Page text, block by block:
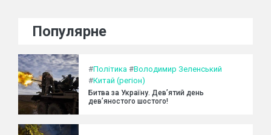
Популярне
#Політика #Володимир Зеленський
#Китай (регіон)
Битва за Україну. Дев’ятий день
дев’яностого шостого!